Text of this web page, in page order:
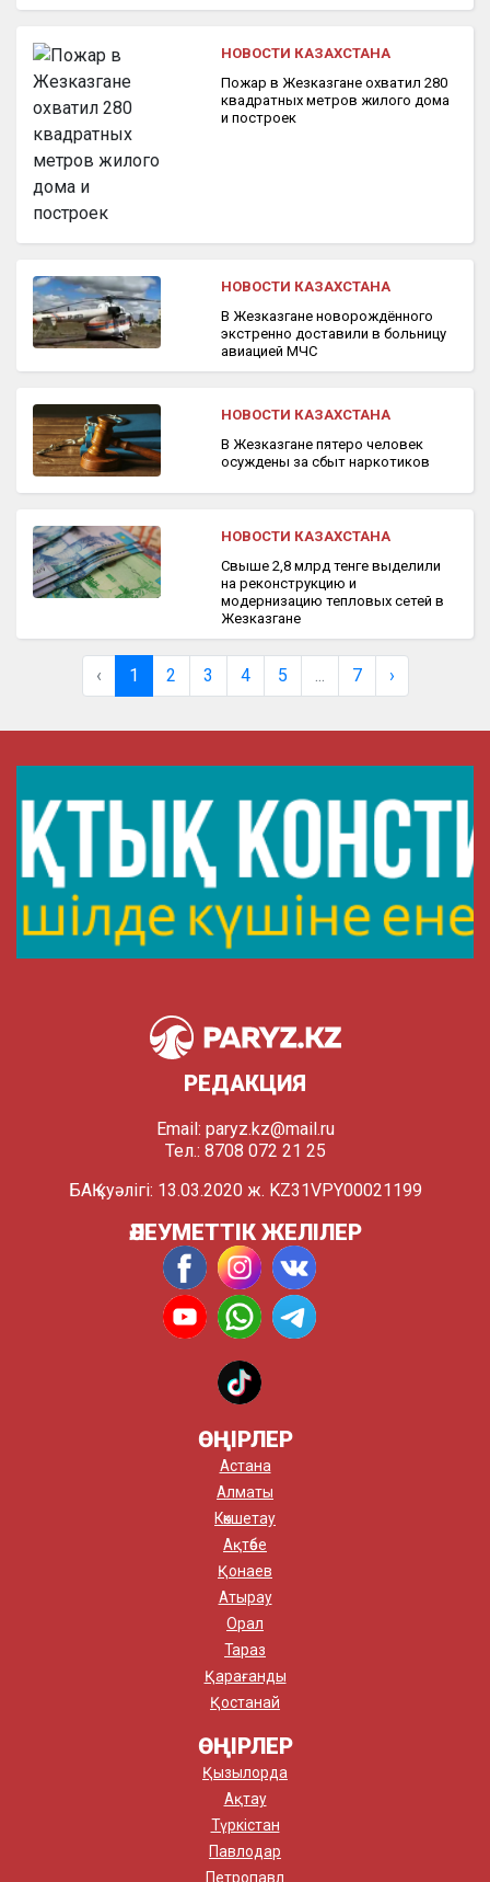
НОВОСТИ КАЗАХСТАНА
Пожар в Жезказгане охватил 280
квадратных метров жилого дома
и построек
НОВОСТИ КАЗАХСТАНА
В Жезказгане новорождённого
экстренно доставили в больницу
авиацией МЧС
НОВОСТИ КАЗАХСТАНА
В Жезказгане пятеро человек
осуждены за сбыт наркотиков
НОВОСТИ КАЗАХСТАНА
Свыше 2,8 млрд тенге выделили
на реконструкцию и
модернизацию тепловых сетей в
Жезказгане
‹ 1 2 3 4 5 ... 7 ›
РЕДАКЦИЯ
Email: paryz.kz@mail.ru
Тел.: 8708 072 21 25
БАҚ куәлігі: 13.03.2020 ж. KZ31VPY00021199
ӘЛЕУМЕТТІК ЖЕЛІЛЕР
ӨҢІРЛЕР
Астана
Алматы
Көкшетау
Ақтөбе
Қонаев
Атырау
Орал
Тараз
Қарағанды
Қостанай
ӨҢІРЛЕР
Қызылорда
Ақтау
Түркістан
Павлодар
Петропавл